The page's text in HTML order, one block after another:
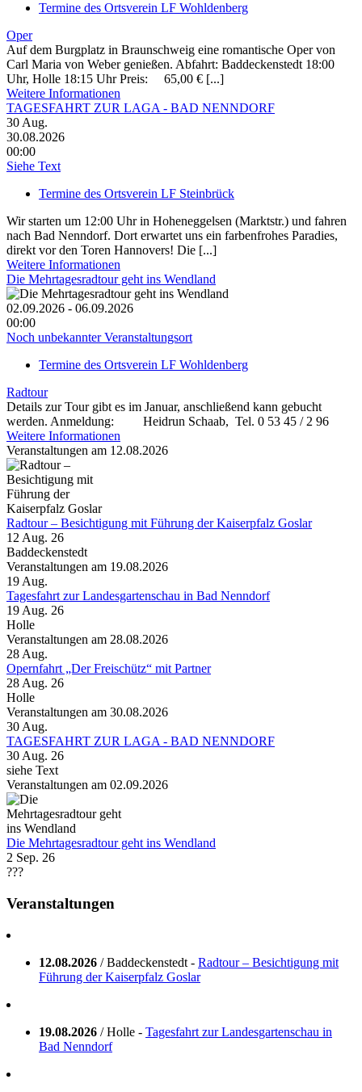
Termine des Ortsverein LF Wohldenberg
Oper
Auf dem Burgplatz in Braunschweig eine romantische Oper von
Carl Maria von Weber genießen. Abfahrt: Baddeckenstedt 18:00
Uhr, Holle 18:15 Uhr Preis: 65,00 € [...]
Weitere Informationen
TAGESFAHRT ZUR LAGA - BAD NENNDORF
30 Aug.
30.08.2026
00:00
Siehe Text
Termine des Ortsverein LF Steinbrück
Wir starten um 12:00 Uhr in Hoheneggelsen (Marktstr.) und fahren
nach Bad Nenndorf. Dort erwartet uns ein farbenfrohes Paradies,
direkt vor den Toren Hannovers! Die [...]
Weitere Informationen
Die Mehrtagesradtour geht ins Wendland
02.09.2026 - 06.09.2026
00:00
Noch unbekannter Veranstaltungsort
Termine des Ortsverein LF Wohldenberg
Radtour
Details zur Tour gibt es im Januar, anschließend kann gebucht
werden. Anmeldung: Heidrun Schaab, Tel. 0 53 45 / 2 96
Weitere Informationen
Veranstaltungen am 12.08.2026
Radtour – Besichtigung mit Führung der Kaiserpfalz Goslar
12 Aug. 26
Baddeckenstedt
Veranstaltungen am 19.08.2026
19 Aug.
Tagesfahrt zur Landesgartenschau in Bad Nenndorf
19 Aug. 26
Holle
Veranstaltungen am 28.08.2026
28 Aug.
Opernfahrt „Der Freischütz“ mit Partner
28 Aug. 26
Holle
Veranstaltungen am 30.08.2026
30 Aug.
TAGESFAHRT ZUR LAGA - BAD NENNDORF
30 Aug. 26
siehe Text
Veranstaltungen am 02.09.2026
Die Mehrtagesradtour geht ins Wendland
2 Sep. 26
???
Veranstaltungen
12.08.2026 / Baddeckenstedt - Radtour – Besichtigung mit
Führung der Kaiserpfalz Goslar
19.08.2026 / Holle - Tagesfahrt zur Landesgartenschau in
Bad Nenndorf